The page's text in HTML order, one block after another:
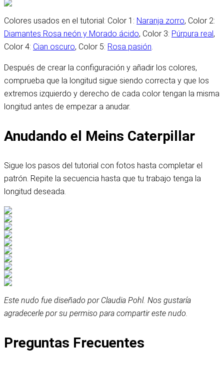
Colores usados en el tutorial: Color 1: Naranja zorro, Color 2:
Diamantes Rosa neón y Morado ácido, Color 3: Púrpura real,
Color 4: Cian oscuro, Color 5: Rosa pasión
Después de crear la configuración y añadir los colores,
comprueba que la longitud sigue siendo correcta y que los
extremos izquierdo y derecho de cada color tengan la misma
longitud antes de empezar a anudar.
Anudando el Meins Caterpillar
Sigue los pasos del tutorial con fotos hasta completar el
patrón. Repite la secuencia hasta que tu trabajo tenga la
longitud deseada.
Este nudo fue diseñado por Claudia Pohl. Nos gustaría
agradecerle por su permiso para compartir este nudo.
Preguntas Frecuentes